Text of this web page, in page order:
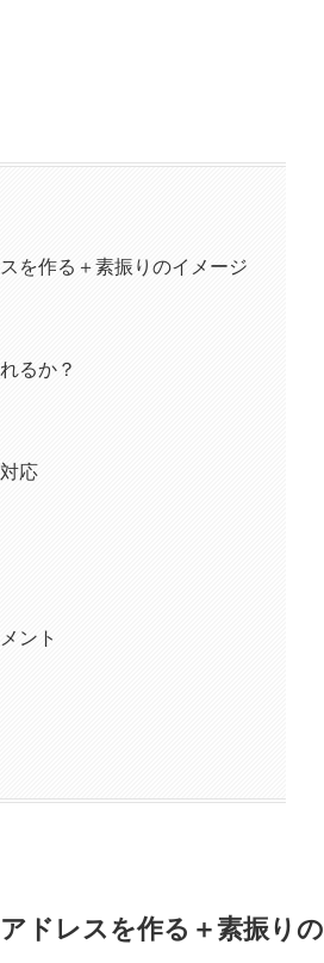
を作る＋素振りのイメージ
るか？
応
ント
ドレスを作る＋素振りの